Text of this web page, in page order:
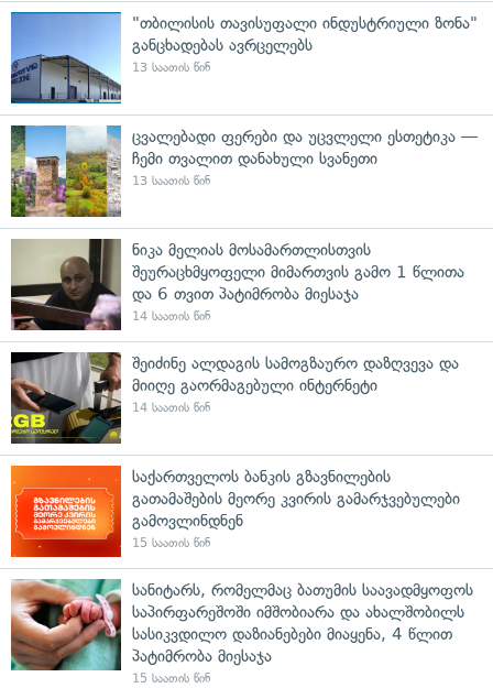
"თბილისის თავისუფალი ინდუსტრიული ზონა"
განცხადებას ავრცელებს
13 საათის წინ
ცვალებადი ფერები და უცვლელი ესთეტიკა —
ჩემი თვალით დანახული სვანეთი
13 საათის წინ
ნიკა მელიას მოსამართლისთვის
შეურაცხმყოფელი მიმართვის გამო 1 წლითა
და 6 თვით პატიმრობა მიესაჯა
14 საათის წინ
შეიძინე ალდაგის სამოგზაურო დაზღვევა და
მიიღე გაორმაგებული ინტერნეტი
14 საათის წინ
საქართველოს ბანკის გზავნილების
გათამაშების მეორე კვირის გამარჯვებულები
გამოვლინდნენ
15 საათის წინ
სანიტარს, რომელმაც ბათუმის საავადმყოფოს
საპირფარეშოში იმშობიარა და ახალშობილს
სასიკვდილო დაზიანებები მიაყენა, 4 წლით
პატიმრობა მიესაჯა
15 საათის წინ